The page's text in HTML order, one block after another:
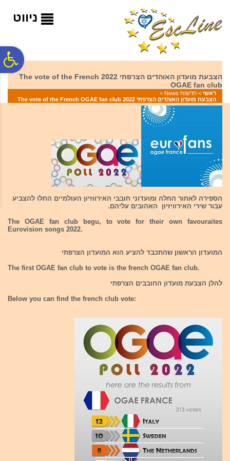
המרכזי
ניווט
הצבעת מועדון האוהדים הצרפתי 2022 The vote of the French
OGAE fan club
ראשי > חדשות News
>
הצבעת מועדון האוהדים הצרפתי 2022 The vote of the French OGAE fan club
הספירה לאחור החלה ומועדוני חובבי האירווזיון העולמיים החלו להצביע
עבור שירי האירוויזיון האהובים עליהם.
The OGAE fan club begu, to vote for their own favouraites
Eurovision songs 2022.
המועדון הראשון שהתכבד להציע הוא המועדון הצרפתי
The first OGAE fan club to vote is the french OGAE fan club.
להלן הצבעת מועדון החובבים הצרפתי
Below you can find the french club vote: